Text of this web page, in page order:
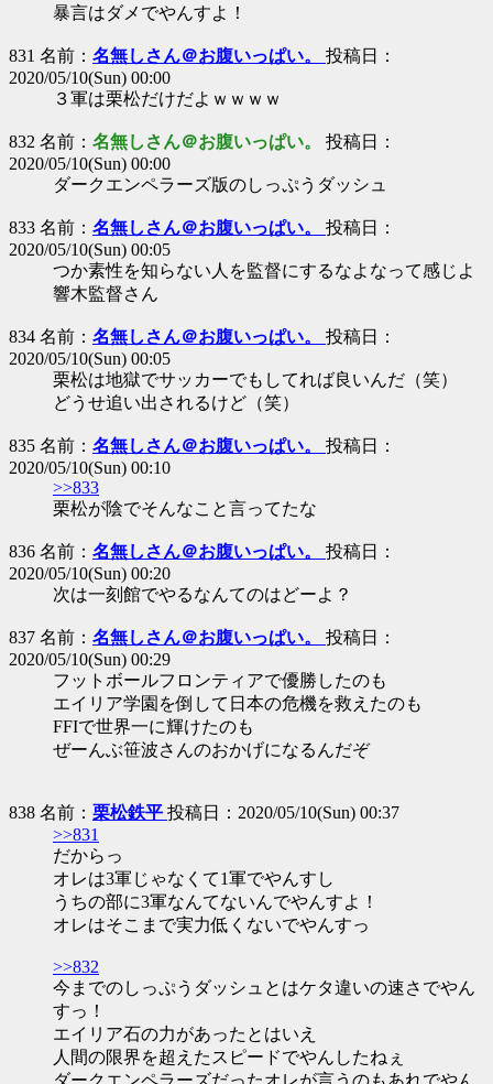
暴言はダメでやんすよ！
831 名前： 名無しさん＠お腹いっぱい。 投稿日：
2020/05/10(Sun) 00:00
３軍は栗松だけだよｗｗｗｗ
832 名前： 名無しさん＠お腹いっぱい。 投稿日：
2020/05/10(Sun) 00:00
ダークエンペラーズ版のしっぷうダッシュ
833 名前： 名無しさん＠お腹いっぱい。 投稿日：
2020/05/10(Sun) 00:05
つか素性を知らない人を監督にするなよなって感じよ
響木監督さん
834 名前： 名無しさん＠お腹いっぱい。 投稿日：
2020/05/10(Sun) 00:05
栗松は地獄でサッカーでもしてれば良いんだ（笑）
どうせ追い出されるけど（笑）
835 名前： 名無しさん＠お腹いっぱい。 投稿日：
2020/05/10(Sun) 00:10
>>833
栗松が陰でそんなこと言ってたな
836 名前： 名無しさん＠お腹いっぱい。 投稿日：
2020/05/10(Sun) 00:20
次は一刻館でやるなんてのはどーよ？
837 名前： 名無しさん＠お腹いっぱい。 投稿日：
2020/05/10(Sun) 00:29
フットボールフロンティアで優勝したのも
エイリア学園を倒して日本の危機を救えたのも
FFIで世界一に輝けたのも
ぜーんぶ笹波さんのおかげになるんだぞ
838 名前： 栗松鉄平 投稿日：2020/05/10(Sun) 00:37
>>831
だからっ
オレは3軍じゃなくて1軍でやんすし
うちの部に3軍なんてないんでやんすよ！
オレはそこまで実力低くないでやんすっ
>>832
今までのしっぷうダッシュとはケタ違いの速さでやん
すっ！
エイリア石の力があったとはいえ
人間の限界を超えたスピードでやんしたねぇ
ダークエンペラーズだったオレが言うのもあれでやん